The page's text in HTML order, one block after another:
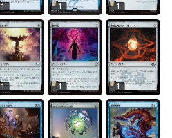
1 1 1
1 1 1